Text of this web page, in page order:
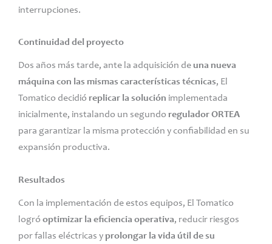
interrupciones.
Continuidad del proyecto
Dos años más tarde, ante la adquisición deuna nueva
máquina con las mismas características técnicas, El
Tomatico decidió replicar la solución implementada
inicialmente, instalando un segundo regulador ORTEA
para garantizar la misma protección y confiabilidad en su
expansión productiva.
Resultados
Con la implementación de estos equipos, El Tomatico
logró optimizar la eficiencia operativa, reducir riesgos
por fallas eléctricas yprolongar la vida útil de su